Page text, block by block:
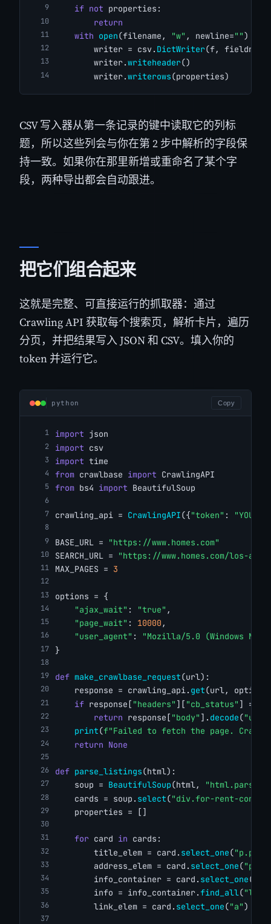
if not properties:
return
with open(filename, "w" , newline="")
        writer = csv.
DictWriter(f,
        writer.
writeheader()
        writer.
writerows(properties)
CSV 写入器从第一条记录的键中读取它的列标
题，所以这些列会与你在第 2 步中解析的字段保
持一致。如果你在那里新增或重命名了某个字
段，两种导出都会自动跟进。
把它们组合起来
这就是完整、可直接运行的抓取器：通过
Crawling API 获取每个搜索页，解析卡片，遍历
分页，并把结果写入 JSON 和 CSV。填入你的
token 并运行它。
python Copy
import json
import csv
import time
from crawlbase import CrawlingAPI
from bs4 import BeautifulSoup
crawling_api = CrawlingAPI({"token" :
BASE_URL =
"https://www.homes.com"
SEARCH_URL =
"https://www.homes.com/los-
MAX_PAGES = 3
options = {
"ajax_wait" : "true" ,
"page_wait" : 10000 ,
"user_agent" :
"Mozilla/5.0 (Windows NT
}
def make_crawlbase_request(url):
    response = crawling_api.
get(url,
if response[ "headers" ][ "cb_status" ] ==
return response[ "body" ]. decode("utf-
print(f"Failed to fetch the page.
return None
def parse_listings(html):
    soup =
BeautifulSoup(html, "html.parser"
    cards = soup.
select("div.for-rent-
    properties = []
for card in cards:
        title_elem = card.
select_one(
        address_elem = card.
select_one(
        info_container = card.
select_one(
        info = info_container.
find_all("li"
        link_elem = card.
select_one("a")